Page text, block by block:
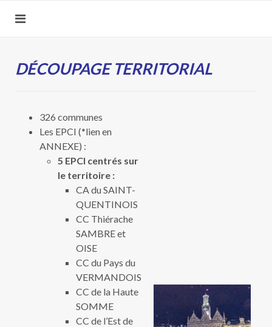
DÉCOUPAGE TERRITORIAL
326 communes
Les EPCI (*lien en
ANNEXE) :
5 EPCI centrés sur
le territoire :
CA du SAINT-
QUENTINOIS
CC Thiérache
SAMBRE et
OISE
CC du Pays du
VERMANDOIS
CC de la Haute
SOMME
CC de l’Est de